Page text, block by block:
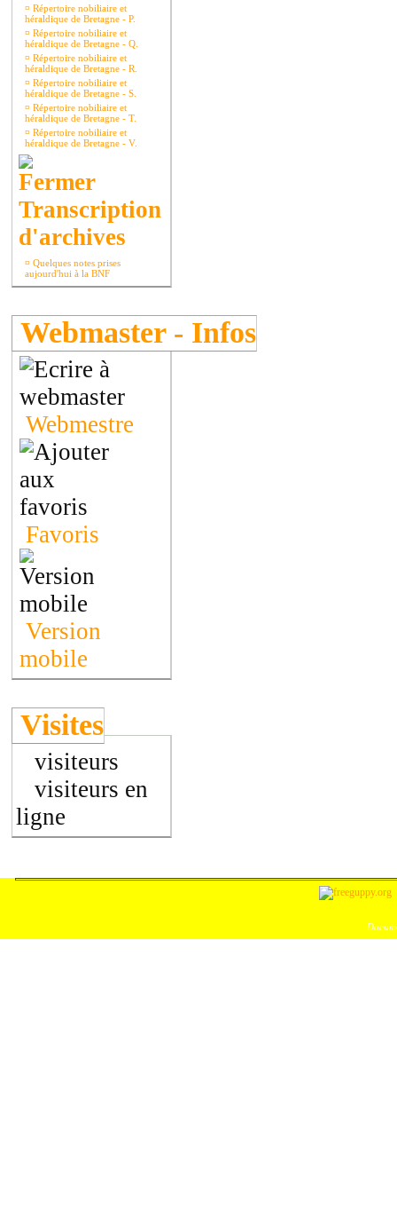
¤ Répertoire nobiliaire et
héraldique de Bretagne - P.
¤ Répertoire nobiliaire et
héraldique de Bretagne - Q.
¤ Répertoire nobiliaire et
héraldique de Bretagne - R.
¤ Répertoire nobiliaire et
héraldique de Bretagne - S.
¤ Répertoire nobiliaire et
héraldique de Bretagne - T.
¤ Répertoire nobiliaire et
héraldique de Bretagne - V.
Transcription
d'archives
¤ Quelques notes prises
aujourd'hui à la BNF
Webmaster - Infos
Webmestre
Favoris
Version
mobile
Visites
visiteurs
visiteurs en
ligne